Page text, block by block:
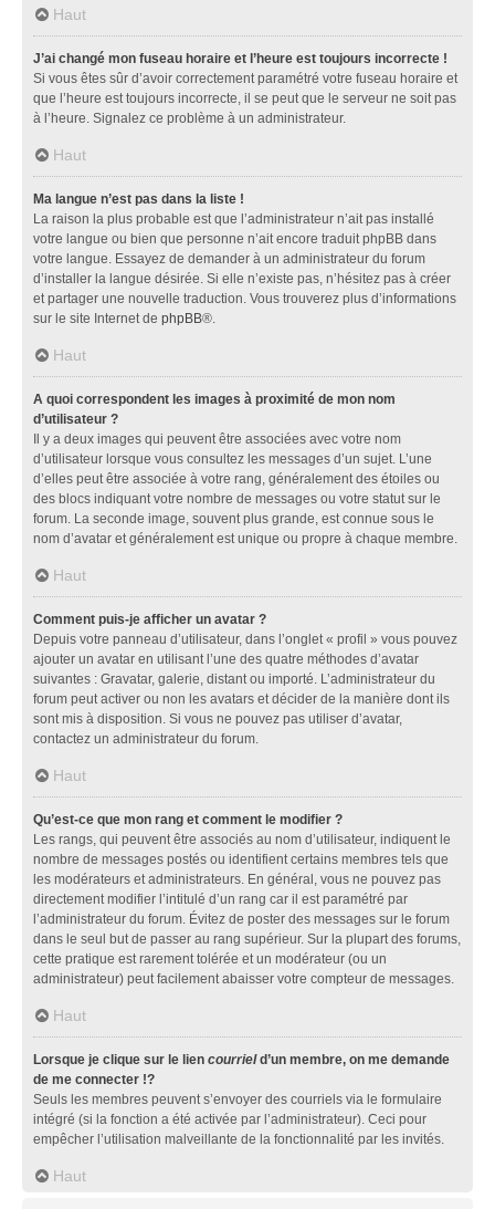
Haut
J’ai changé mon fuseau horaire et l’heure est toujours incorrecte !
Si vous êtes sûr d’avoir correctement paramétré votre fuseau horaire et
que l’heure est toujours incorrecte, il se peut que le serveur ne soit pas
à l’heure. Signalez ce problème à un administrateur.
Haut
Ma langue n’est pas dans la liste !
La raison la plus probable est que l’administrateur n’ait pas installé
votre langue ou bien que personne n’ait encore traduit phpBB dans
votre langue. Essayez de demander à un administrateur du forum
d’installer la langue désirée. Si elle n’existe pas, n’hésitez pas à créer
et partager une nouvelle traduction. Vous trouverez plus d’informations
sur le site Internet de phpBB®.
Haut
A quoi correspondent les images à proximité de mon nom
d’utilisateur ?
Il y a deux images qui peuvent être associées avec votre nom
d’utilisateur lorsque vous consultez les messages d’un sujet. L’une
d’elles peut être associée à votre rang, généralement des étoiles ou
des blocs indiquant votre nombre de messages ou votre statut sur le
forum. La seconde image, souvent plus grande, est connue sous le
nom d’avatar et généralement est unique ou propre à chaque membre.
Haut
Comment puis-je afficher un avatar ?
Depuis votre panneau d’utilisateur, dans l’onglet « profil » vous pouvez
ajouter un avatar en utilisant l’une des quatre méthodes d’avatar
suivantes : Gravatar, galerie, distant ou importé. L’administrateur du
forum peut activer ou non les avatars et décider de la manière dont ils
sont mis à disposition. Si vous ne pouvez pas utiliser d’avatar,
contactez un administrateur du forum.
Haut
Qu’est-ce que mon rang et comment le modifier ?
Les rangs, qui peuvent être associés au nom d’utilisateur, indiquent le
nombre de messages postés ou identifient certains membres tels que
les modérateurs et administrateurs. En général, vous ne pouvez pas
directement modifier l’intitulé d’un rang car il est paramétré par
l’administrateur du forum. Évitez de poster des messages sur le forum
dans le seul but de passer au rang supérieur. Sur la plupart des forums,
cette pratique est rarement tolérée et un modérateur (ou un
administrateur) peut facilement abaisser votre compteur de messages.
Haut
Lorsque je clique sur le lien courrield’un membre, on me demande
de me connecter !?
Seuls les membres peuvent s’envoyer des courriels via le formulaire
intégré (si la fonction a été activée par l’administrateur). Ceci pour
empêcher l’utilisation malveillante de la fonctionnalité par les invités.
Haut